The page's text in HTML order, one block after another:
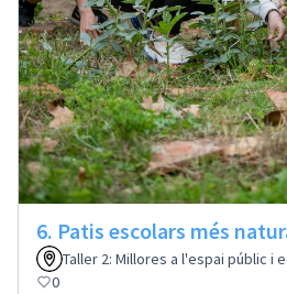
6. Patis escolars més
Taller 2: Millores a l'espai públic i
0